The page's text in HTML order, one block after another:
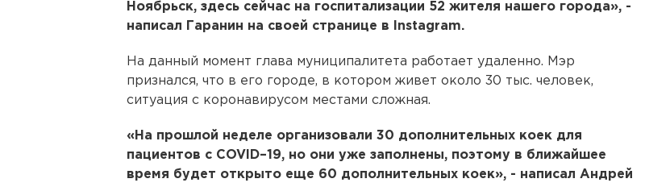
Ноябрьск, здесь сейчас на госпитализации 52 жителя нашего города», -
написал Гаранин на своей странице в Instagram.
На данный момент глава муниципалитета работает удаленно. Мэр
признался, что в его городе, в котором живет около 30 тыс. человек,
ситуация с коронавирусом местами сложная.
«На прошлой неделе организовали 30 дополнительных коек для
пациентов с COVID–19, но они уже заполнены, поэтому в ближайшее
время будет открыто еще 60 дополнительных коек», - написал Андрей